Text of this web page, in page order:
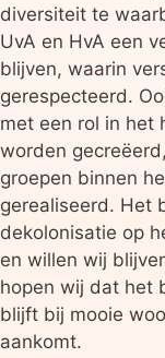
diversiteit te
UvA en HvA een
blijven, waarin
gerespecteerd.
met een rol in het
worden
groepen binnen
gerealiseerd. Het
dekolonisatie op
en willen wij
hopen wij dat het
blijft bij mooie
aankomt.